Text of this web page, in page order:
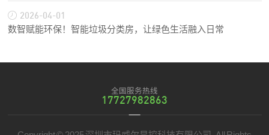
2026-04-01
数智赋能环保！智能垃圾分类房，让绿色生活融入日常
全国服务热线
17727982863